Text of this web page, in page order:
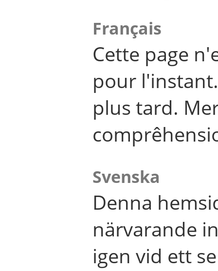
Français
Cette page
pour
plus tard.
Svenska
Denna
närvarande
igen vid ett